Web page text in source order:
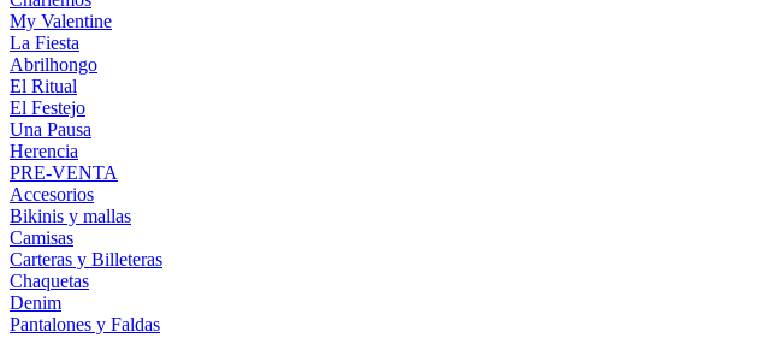
My Valentine
La Fiesta
Abrilhongo
El Ritual
El Festejo
Una Pausa
Herencia
PRE-VENTA
Accesorios
Bikinis y mallas
Camisas
Carteras y Billeteras
Chaquetas
Denim
Pantalones y Faldas